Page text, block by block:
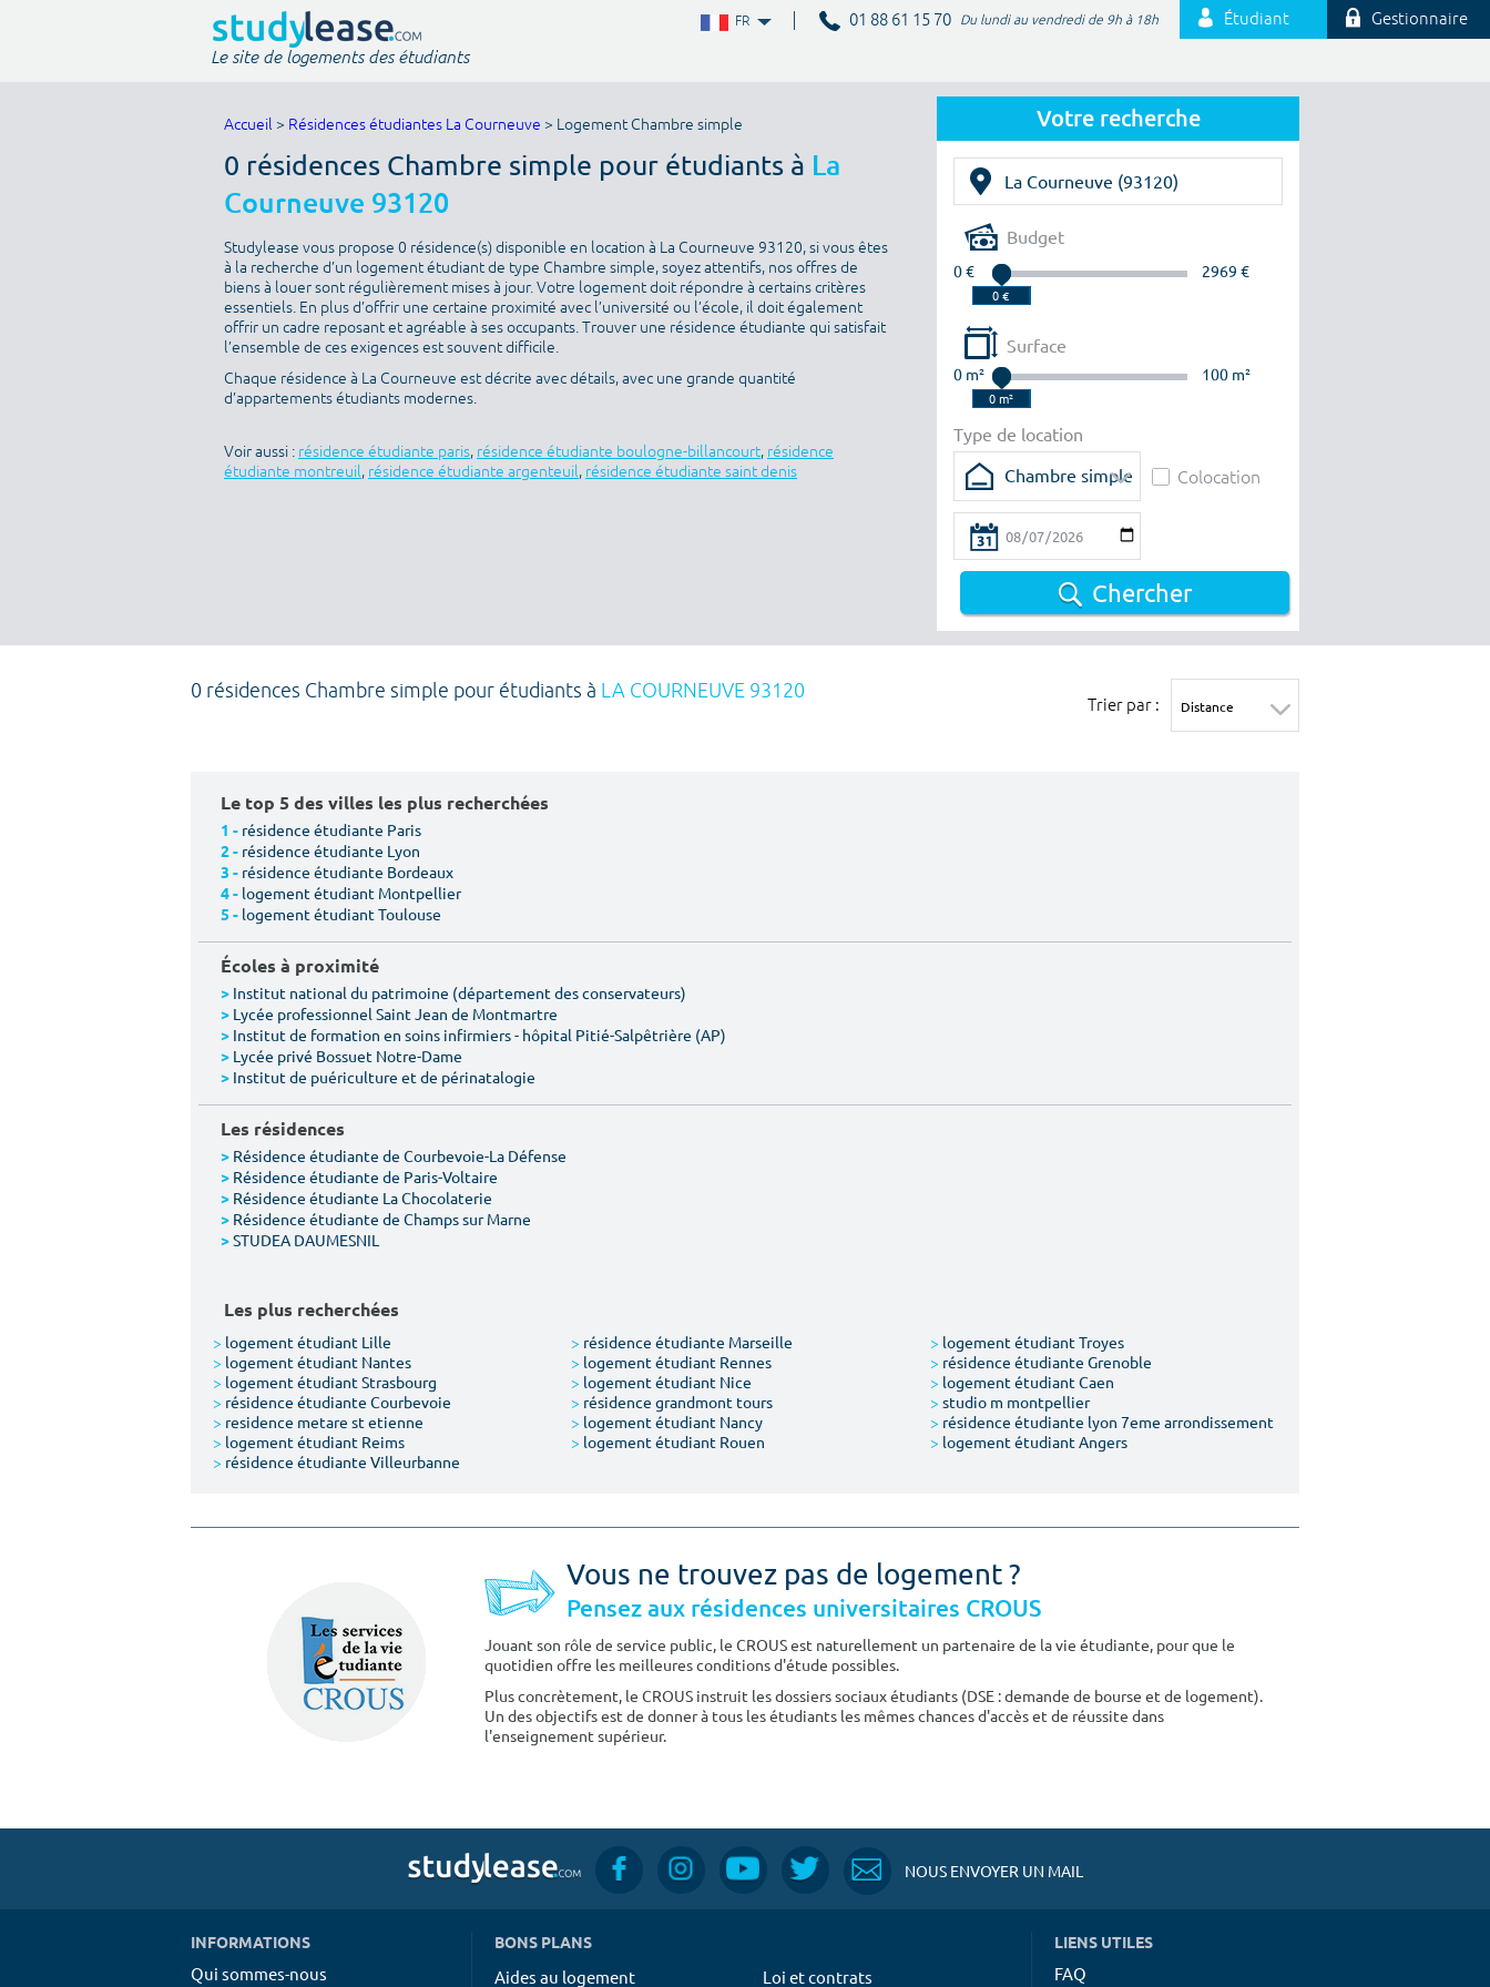
FR 01 88 61 15 70 Du lundi au vendredi de 9h à 18h Étudiant Gestionnaire
Le site de logements des étudiants
Votre recherche
Budget
0 € 2969 €
Surface
0 m² 100 m²
Type de location
Chambre simple
Colocation
Chercher
Accueil > Résidences étudiantes La Courneuve > Logement Chambre simple
0 résidences Chambre simple pour étudiants à La
Courneuve 93120
Studylease vous propose 0 résidence(s) disponible en location à La Courneuve 93120, si vous êtes
à la recherche d’un logement étudiant de type Chambre simple, soyez attentifs, nos offres de
biens à louer sont régulièrement mises à jour. Votre logement doit répondre à certains critères
essentiels. En plus d’offrir une certaine proximité avec l’université ou l’école, il doit également
offrir un cadre reposant et agréable à ses occupants. Trouver une résidence étudiante qui satisfait
l’ensemble de ces exigences est souvent difficile.
Chaque résidence à La Courneuve est décrite avec détails, avec une grande quantité
d’appartements étudiants modernes.
Voir aussi : résidence étudiante paris, résidence étudiante boulogne-billancourt, résidence
étudiante montreuil, résidence étudiante argenteuil, résidence étudiante saint denis
0 résidences Chambre simple pour étudiants à LA COURNEUVE 93120
Trier par :
Le top 5 des villes les plus recherchées
1 - résidence étudiante Paris
2 - résidence étudiante Lyon
3 - résidence étudiante Bordeaux
4 - logement étudiant Montpellier
5 - logement étudiant Toulouse
Écoles à proximité
> Institut national du patrimoine (département des conservateurs)
> Lycée professionnel Saint Jean de Montmartre
> Institut de formation en soins infirmiers - hôpital Pitié-Salpêtrière (AP)
> Lycée privé Bossuet Notre-Dame
> Institut de puériculture et de périnatalogie
Les résidences
> Résidence étudiante de Courbevoie-La Défense
> Résidence étudiante de Paris-Voltaire
> Résidence étudiante La Chocolaterie
> Résidence étudiante de Champs sur Marne
>STUDEA DAUMESNIL
Les plus recherchées
> logement étudiant Lille > résidence étudiante Marseille > logement étudiant Troyes
> logement étudiant Nantes > logement étudiant Rennes > résidence étudiante Grenoble
> logement étudiant Strasbourg > logement étudiant Nice > logement étudiant Caen
> résidence étudiante Courbevoie > résidence grandmont tours > studio m montpellier
> residence metare st etienne > logement étudiant Nancy > résidence étudiante lyon 7eme arrondissement
> logement étudiant Reims > logement étudiant Rouen > logement étudiant Angers
> résidence étudiante Villeurbanne
Vous ne trouvez pas de logement ?
Pensez aux résidences universitaires CROUS
Jouant son rôle de service public, le CROUS est naturellement un partenaire de la vie étudiante, pour que le
quotidien offre les meilleures conditions d'étude possibles.
Plus concrètement, le CROUS instruit les dossiers sociaux étudiants (DSE : demande de bourse et de logement).
Un des objectifs est de donner à tous les étudiants les mêmes chances d'accès et de réussite dans
l'enseignement supérieur.
NOUS ENVOYER UN MAIL
INFORMATIONS
Qui sommes-nous
BONS PLANS
Aides au logement Loi et contrats
LIENS UTILES
FAQ